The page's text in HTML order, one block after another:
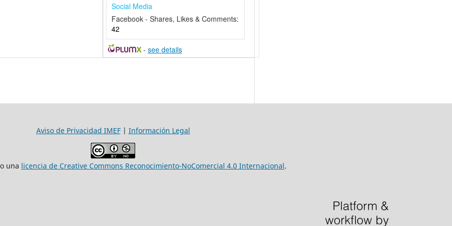
Social Media
Facebook - Shares, Likes & Comments:
42
- see details
Aviso de Privacidad IMEF| Información Legal
una licencia de Creative Commons Reconocimiento-NoComercial 4.0 Internacional.